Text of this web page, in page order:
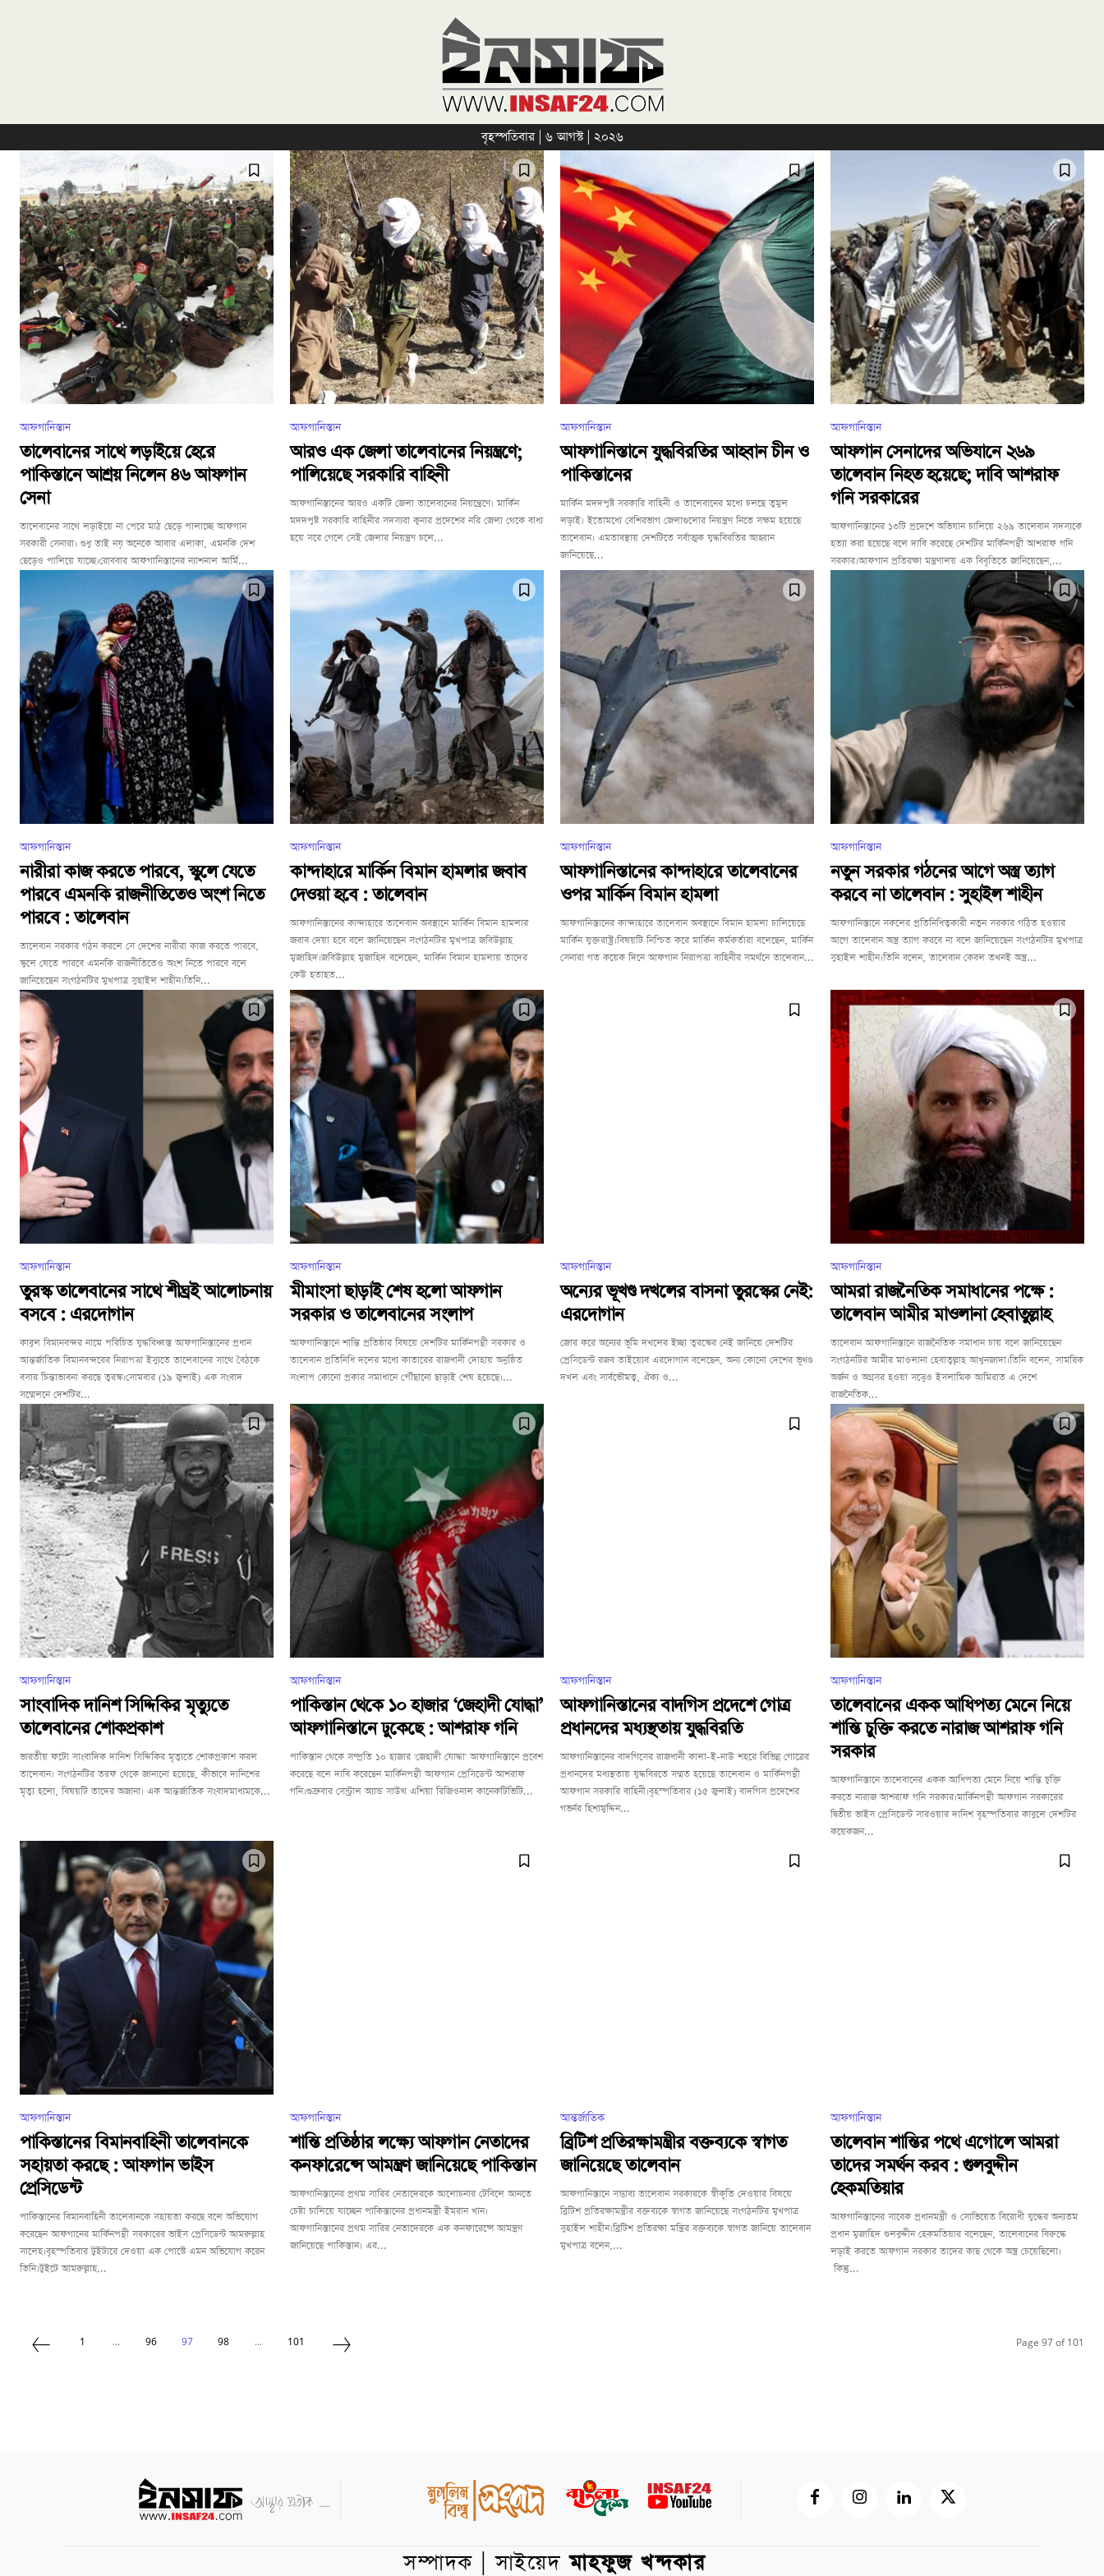
বৃহস্পতিবার | ৬ আগস্ট | ২০২৬
আফগানিস্তান
তালেবানের সাথে লড়াইয়ে হেরে
পাকিস্তানে আশ্রয় নিলেন ৪৬ আফগান
সেনা
তালেবানের সাথে লড়াইয়ে না পেরে মাঠ ছেড়ে পালাচ্ছে আফগান
সরকারী সেনারা। শুধু তাই নয় অনেকে আবার এলাকা, এমনকি দেশ
ছেড়েও পালিয়ে যাচ্ছে।রোববার আফগানিস্তানের ন্যাশনাল আর্মি...
আফগানিস্তান
আরও এক জেলা তালেবানের নিয়ন্ত্রণে;
পালিয়েছে সরকারি বাহিনী
আফগানিস্তানের আরও একটি জেলা তালেবানের নিয়ন্ত্রেণে। মার্কিন
মদদপুষ্ট সরকারি বাহিনীর সদস্যরা কুনার প্রদেশের নরি জেলা থেকে বাধ্য
হয়ে সরে গেলে সেই জেলার নিয়ন্ত্রণ চলে...
আফগানিস্তান
আফগানিস্তানে যুদ্ধবিরতির আহ্বান চীন ও
পাকিস্তানের
মার্কিন মদদপুষ্ট সরকারি বাহিনী ও তালেবানের মধ্যে চলছে তুমুল
লড়াই। ইতোমধ্যে বেশিরভাগ জেলাগুলোর নিয়ন্ত্রণ নিতে সক্ষম হয়েছে
তালেবান। এমতাবস্থায় দেশটিতে সর্বাত্মক যুদ্ধবিরতির আহ্বান
জানিয়েছে...
আফগানিস্তান
আফগান সেনাদের অভিযানে ২৬৯
তালেবান নিহত হয়েছে; দাবি আশরাফ
গনি সরকারের
আফগানিস্তানের ১৩টি প্রদেশে অভিযান চালিয়ে ২৬৯ তালেবান সদস্যকে
হত্যা করা হয়েছে বলে দাবি করেছে দেশটির মার্কিনপন্থী আশরাফ গনি
সরকার।আফগান প্রতিরক্ষা মন্ত্রণালয় এক বিবৃতিতে জানিয়েছেন,...
আফগানিস্তান
নারীরা কাজ করতে পারবে, স্কুলে যেতে
পারবে এমনকি রাজনীতিতেও অংশ নিতে
পারবে : তালেবান
তালেবান সরকার গঠন করলে সে দেশের নারীরা কাজ করতে পারবে,
স্কুলে যেতে পারবে এমনকি রাজনীতিতেও অংশ নিতে পারবে বলে
জানিয়েছেন সংগঠনটির মুখপাত্র সুহাইল শাহীন।তিনি...
আফগানিস্তান
কান্দাহারে মার্কিন বিমান হামলার জবাব
দেওয়া হবে : তালেবান
আফগানিস্তানের কান্দাহারে তালেবান অবস্থানে মার্কিন বিমান হামলার
জবাব দেয়া হবে বলে জানিয়েছেন সংগঠনটির মুখপাত্র জবিউল্লাহ
মুজাহিদ।জবিউল্লাহ মুজাহিদ বলেছেন, মার্কিন বিমান হামলায় তাদের
কেউ হতাহত...
আফগানিস্তান
আফগানিস্তানের কান্দাহারে তালেবানের
ওপর মার্কিন বিমান হামলা
আফগানিস্তানের কান্দাহারে তালেবান অবস্থানে বিমান হামলা চালিয়েছে
মার্কিন যুক্তরাষ্ট্র।বিষয়টি নিশ্চিত করে মার্কিন কর্মকর্তারা বলেছেন, মার্কিন
সেনারা গত কয়েক দিনে আফগান নিরাপত্তা বাহিনীর সমর্থনে তালেবান...
আফগানিস্তান
নতুন সরকার গঠনের আগে অস্ত্র ত্যাগ
করবে না তালেবান : সুহাইল শাহীন
আফগানিস্তানে সকলের প্রতিনিধিত্বকারী নতুন সরকার গঠিত হওয়ার
আগে তালেবান অস্ত্র ত্যাগ করবে না বলে জানিয়েছেন সংগঠনটির মুখপাত্র
সুহাইল শাহীন।তিনি বলেন, তালেবান কেবল তখনই অস্ত্র...
আফগানিস্তান
তুরস্ক তালেবানের সাথে শীঘ্রই আলোচনায়
বসবে : এরদোগান
কাবুল বিমানবন্দর নামে পরিচিত যুদ্ধবিধ্বস্ত আফগানিস্তানের প্রধান
আন্তর্জাতিক বিমানবন্দরের নিরাপত্তা ইস্যুতে তালেবানের সাথে বৈঠকে
বসার চিন্তাভাবনা করছে তুরস্ক।সোমবার (১৯ জুলাই) এক সংবাদ
সম্মেলনে দেশটির...
আফগানিস্তান
মীমাংসা ছাড়াই শেষ হলো আফগান
সরকার ও তালেবানের সংলাপ
আফগানিস্তানে শান্তি প্রতিষ্ঠার বিষয়ে দেশটির মার্কিনপন্থী সরকার ও
তালেবান প্রতিনিধি দলের মধ্যে কাতারের রাজধানী দোহায় অনুষ্ঠিত
সংলাপ কোনো প্রকার সমাধানে পৌঁছানো ছাড়াই শেষ হয়েছে।...
আফগানিস্তান
অন্যের ভূখণ্ড দখলের বাসনা তুরস্কের নেই:
এরদোগান
জোর করে অন্যের ভূমি দখলের ইচ্ছা তুরস্কের নেই জানিয়ে দেশটির
প্রেসিডেন্ট রজব তাইয়্যেব এরদোগান বলেছেন, অন্য কোনো দেশের ভূখণ্ড
দখল এবং সার্বভৌমত্ব, ঐক্য ও...
আফগানিস্তান
আমরা রাজনৈতিক সমাধানের পক্ষে :
তালেবান আমীর মাওলানা হেবাতুল্লাহ
তালেবান আফগানিস্তানে রাজনৈতিক সমাধান চায় বলে জানিয়েছেন
সংগঠনটির আমীর মাওলানা হেবাতুল্লাহ আখুনজাদা।তিনি বলেন, সামরিক
অর্জন ও অগ্রসর হওয়া সত্ত্বেও ইসলামিক আমিরাত এ দেশে
রাজনৈতিক...
আফগানিস্তান
সাংবাদিক দানিশ সিদ্দিকির মৃত্যুতে
তালেবানের শোকপ্রকাশ
ভারতীয় ফটো সাংবাদিক দানিশ সিদ্দিকির মৃত্যুতে শোকপ্রকাশ করল
তালেবান। সংগঠনটির তরফ থেকে জানানো হয়েছে, কীভাবে দানিশের
মৃত্যু হলো, বিষয়টি তাদের অজানা। এক আন্তর্জাতিক সংবাদমাধ্যমকে...
আফগানিস্তান
পাকিস্তান থেকে ১০ হাজার ‘জেহাদী যোদ্ধা’
আফগানিস্তানে ঢুকেছে : আশরাফ গনি
পাকিস্তান থেকে সম্প্রতি ১০ হাজার 'জেহাদী যোদ্ধা' আফগানিস্তানে প্রবেশ
করেছে বলে দাবি করেছেন মার্কিনপন্থী আফগান প্রেসিডেন্ট আশরাফ
গনি।শুক্রবার সেন্ট্রাল অ্যান্ড সাউথ এশিয়া রিজিওনাল কানেকটিভিটি...
আফগানিস্তান
আফগানিস্তানের বাদগিস প্রদেশে গোত্র
প্রধানদের মধ্যস্থতায় যুদ্ধবিরতি
আফগানিস্তানের বাদগিসের রাজধানী কালা-ই-নাউ শহরে বিভিন্ন গোত্রের
প্রধানদের মধ্যস্থতায় যুদ্ধবিরতে সম্মত হয়েছে তালেবান ও মার্কিনপন্থী
আফগান সরকারি বাহিনী।বৃহস্পতিবার (১৫ জুলাই) বাদগিস প্রদেশের
গভর্নর হিশামুদ্দিন...
আফগানিস্তান
তালেবানের একক আধিপত্য মেনে নিয়ে
শান্তি চুক্তি করতে নারাজ আশরাফ গনি
সরকার
আফগানিস্তানে তালেবানের একক আধিপত্য মেনে নিয়ে শান্তি চুক্তি
করতে নারাজ আশরাফ গনি সরকার।মার্কিনপন্থী আফগান সরকারের
দ্বিতীয় ভাইস প্রেসিডেন্ট সারওয়ার দানিশ বৃহস্পতিবার কাবুলে দেশটির
কয়েকজন...
আফগানিস্তান
পাকিস্তানের বিমানবাহিনী তালেবানকে
সহায়তা করছে : আফগান ভাইস
প্রেসিডেন্ট
পাকিস্তানের বিমানবাহিনী তালেবানকে সহায়তা করছে বলে অভিযোগ
করেছেন আফগানের মার্কিনপন্থী সরকারের ভাইস প্রেসিডেন্ট আমরুল্লাহ
সালেহ।বৃহস্পতিবার টুইটারে দেওয়া এক পোস্টে এমন অভিযোগ করেন
তিনি।টুইটে আমরুল্লাহ...
আফগানিস্তান
শান্তি প্রতিষ্ঠার লক্ষ্যে আফগান নেতাদের
কনফারেন্সে আমন্ত্রণ জানিয়েছে পাকিস্তান
আফগানিস্তানের প্রথম সারির নেতাদেরকে আলোচনার টেবিলে আনতে
চেষ্টা চালিয়ে যাচ্ছেন পাকিস্তানের প্রধানমন্ত্রী ইমরান খান।
আফগানিস্তানের প্রথম সারির নেতাদেরকে এক কনফারেন্সে আমন্ত্রণ
জানিয়েছে পাকিস্তান। এর...
আন্তর্জাতিক
ব্রিটিশ প্রতিরক্ষামন্ত্রীর বক্তব্যকে স্বাগত
জানিয়েছে তালেবান
আফগানিস্তানে সম্ভাব্য তালেবান সরকারকে স্বীকৃতি দেওয়ার বিষয়ে
ব্রিটিশ প্রতিরক্ষামন্ত্রীর বক্তব্যকে স্বাগত জানিয়েছে সংগঠনটির মুখপাত্র
সুহাইল শাহীন।ব্রিটিশ প্রতিরক্ষা মন্ত্রির বক্তব্যকে স্বাগত জানিয়ে তালেবান
মুখপাত্র বলেন,...
আফগানিস্তান
তালেবান শান্তির পথে এগোলে আমরা
তাদের সমর্থন করব : গুলবুদ্দীন
হেকমতিয়ার
আফগানিস্তানের সাবেক প্রধানমন্ত্রী ও সোভিয়েত বিরোধী যুদ্ধের অন্যতম
প্রধান মুজাহিদ গুলবুদ্দীন হেকমতিয়ার বলেছেন, তালেবানের বিরুদ্ধে
লড়াই করতে আফগান সরকার তাদের কাছ থেকে অস্ত্র চেয়েছিলো।
কিন্তু...
1 ... 96 97 98 ... 101 Page 97 of 101
সম্পাদক | সাইয়েদমাহফুজ খন্দকার